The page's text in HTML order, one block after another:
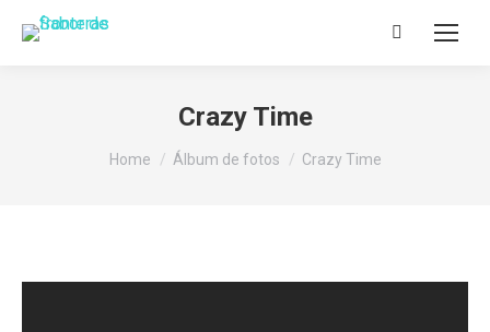
Search:
Crazy Time
You are here:
Home Álbum de fotos Crazy Time